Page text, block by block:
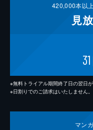
420,000本以
見
31
※無料トライアル期間終了日の翌日
※日割りでのご請求はいたしません。
マン